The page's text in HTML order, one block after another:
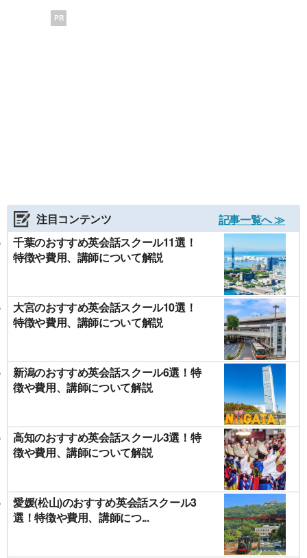
PR
注目コンテンツ
記事一覧へ ≫
千葉のおすすめ英会話スクール11選！
特徴や費用、講師について解説
大宮のおすすめ英会話スクール10選！
特徴や費用、講師について解説
新潟のおすすめ英会話スクール6選！特
徴や費用、講師について解説
高知のおすすめ英会話スクール3選！特
徴や費用、講師について解説
愛媛(松山)のおすすめ英会話スクール3
選！特徴や費用、講師につ...